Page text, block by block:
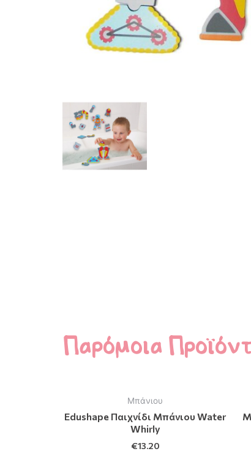
Παρόμοια
Μπάνιου
Edushape Παιχνίδι Μπάνιου Water
Whirly
€13.20